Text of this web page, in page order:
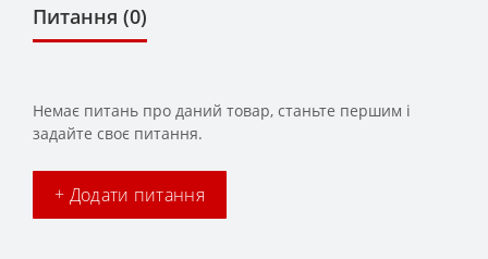
Питання (0)
Немає питань про даний товар, станьте першим і
задайте своє питання.
+ Додати питання